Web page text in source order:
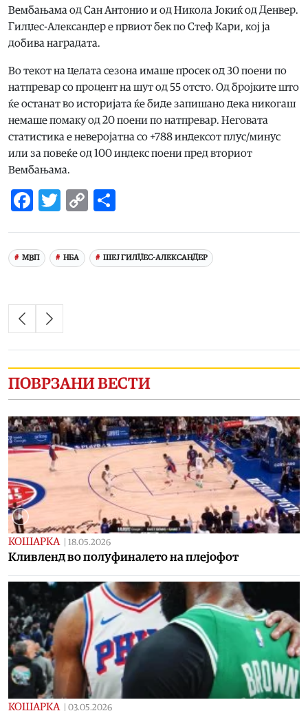
Вембањама од Сан Антонио и од Никола Јокиќ од Денвер.
Гилџес-Александер е првиот бек по Стеф Кари, кој ја
добива наградата.
Во текот на целата сезона имаше просек од 30 поени по
натпревар со процент на шут од 55 отсто. Од бројките што
ќе останат во историјата ќе биде запишано дека никогаш
немаше помаку од 20 поени по натпревар. Неговата
статистика е неверојатна со +788 индексот плус/минус
или за повеќе од 100 индекс поени пред вториот
Вембањама.
Facebook
Twitter
Copy
МВП НБА ШЕЈ ГИЛЏЕС-АЛЕКСАНДЕР
ПОВРЗАНИ ВЕСТИ
КОШАРКА | 18.05.2026
Kливленд во полуфиналето на плејофот
КОШАРКА | 03.05.2026